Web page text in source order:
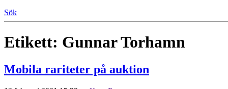
Sök
Etikett: Gunnar Torhamn
Mobila rariteter på auktion